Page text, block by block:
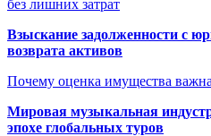
без лишних затрат
Взыскание задолженности с
возврата активов
Почему оценка имущества
Мировая музыкальная
эпохе глобальных туров